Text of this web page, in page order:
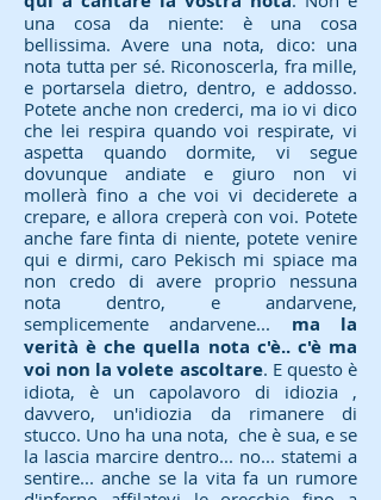
una cosa da niente: è una cosa
bellissima. Avere una nota, dico: una
nota tutta per sé. Riconoscerla, fra mille,
e portarsela dietro, dentro, e addosso.
Potete anche non crederci, ma io vi dico
che lei respira quando voi respirate, vi
aspetta quando dormite, vi segue
dovunque andiate e giuro non vi
mollerà fino a che voi vi deciderete a
crepare, e allora creperà con voi. Potete
anche fare finta di niente, potete venire
qui e dirmi, caro Pekisch mi spiace ma
non credo di avere proprio nessuna
nota dentro, e andarvene,
semplicemente andarvene... ma la
verità è che quella nota c'è.. c'è ma
voi non la volete ascoltare. E questo è
idiota, è un capolavoro di idiozia ,
davvero, un'idiozia da rimanere di
stucco. Uno ha una nota, che è sua, e se
la lascia marcire dentro... no... statemi a
sentire... anche se la vita fa un rumore